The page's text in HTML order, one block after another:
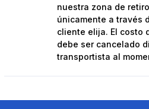
nuestra zona de
únicamente a través
cliente elija. El costo
debe ser cancelado
transportista al